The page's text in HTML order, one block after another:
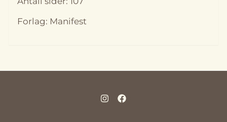
Forlag: Manifest